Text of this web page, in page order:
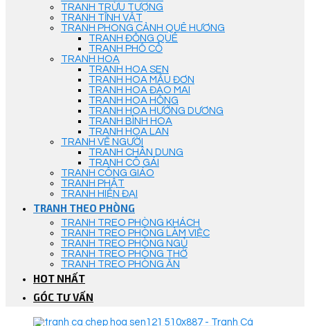
TRANH TRỪU TƯỢNG
TRANH TĨNH VẬT
TRANH PHONG CẢNH QUÊ HƯƠNG
TRANH ĐỒNG QUÊ
TRANH PHỐ CỔ
TRANH HOA
TRANH HOA SEN
TRANH HOA MẪU ĐƠN
TRANH HOA ĐÀO MAI
TRANH HOA HỒNG
TRANH HOA HƯỚNG DƯƠNG
TRANH BÌNH HOA
TRANH HOA LAN
TRANH VẼ NGƯỜI
TRANH CHÂN DUNG
TRANH CÔ GÁI
TRANH CÔNG GIÁO
TRANH PHẬT
TRANH HIỆN ĐẠI
TRANH THEO PHÒNG
TRANH TREO PHÒNG KHÁCH
TRANH TREO PHÒNG LÀM VIỆC
TRANH TREO PHÒNG NGỦ
TRANH TREO PHÒNG THỜ
TRANH TREO PHÒNG ĂN
HOT NHẤT
GÓC TƯ VẤN